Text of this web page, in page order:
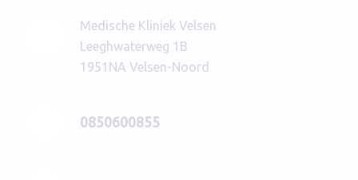
Medische Kliniek Velsen
Leeghwaterweg 1B
1951NA Velsen-Noord
0850600855